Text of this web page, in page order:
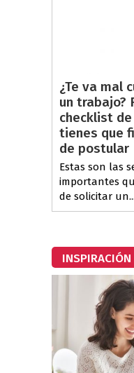
¿Te va mal
un trabajo?
checklist
tienes que
de postular
Estas son las
importantes
de solicitar un...
INSPIRACIÓN